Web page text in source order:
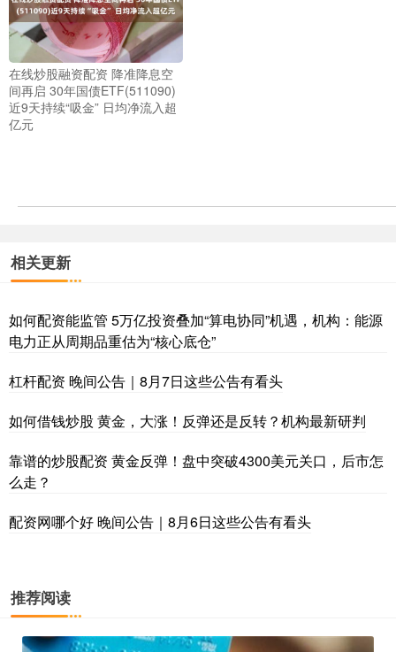
在线炒股融资配资 降准降息空
间再启 30年国债ETF(511090)
近9天持续“吸金” 日均净流入超
亿元
相关更新
如何配资能监管 5万亿投资叠加“算电协同”机遇，机构：能源
电力正从周期品重估为“核心底仓”
杠杆配资 晚间公告｜8月7日这些公告有看头
如何借钱炒股 黄金，大涨！反弹还是反转？机构最新研判
靠谱的炒股配资 黄金反弹！盘中突破4300美元关口，后市怎
么走？
配资网哪个好 晚间公告｜8月6日这些公告有看头
推荐阅读